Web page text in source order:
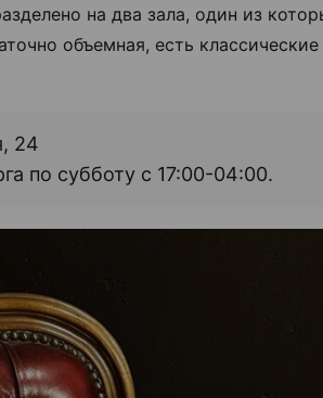
на два зала, один из
объемная, есть классические
24
по субботу с 17:00-04:00.